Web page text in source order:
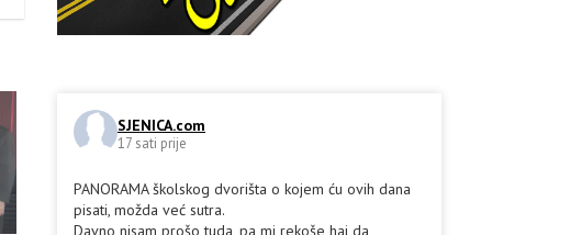
SJENICA.com
17 sati prije
PANORAMA školskog dvorišta o kojem ću ovih dana
pisati, možda već sutra.
Davno nisam prošo tuda, pa mi rekoše haj da